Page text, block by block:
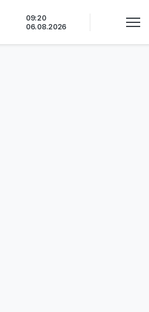
09:20
06.08.2026